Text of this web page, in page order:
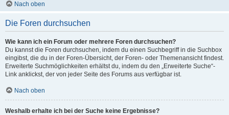
Nach oben
Die Foren durchsuchen
Wie kann ich ein Forum oder mehrere Foren durchsuchen?
Du kannst die Foren durchsuchen, indem du einen Suchbegriff in die Suchbox
eingibst, die du in der Foren-Übersicht, der Foren- oder Themenansicht findest.
Erweiterte Suchmöglichkeiten erhältst du, indem du den „Erweiterte Suche“-
Link anklickst, der von jeder Seite des Forums aus verfügbar ist.
Nach oben
Weshalb erhalte ich bei der Suche keine Ergebnisse?